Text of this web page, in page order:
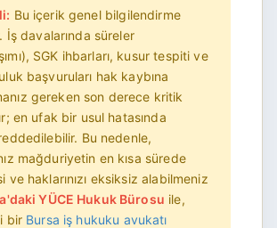
Bu içerik genel bilgilendirme
İş davalarında süreler
SGK ihbarları, kusur tespiti ve
başvuruları hak kaybına
gereken son derece kritik
en ufak bir usul hatasında
Bu nedenle,
mağduriyetin en kısa sürede
ve haklarınızı eksiksiz alabilmeniz
YÜCE Hukuk Bürosu ile,
bir Bursa iş hukuku avukatı